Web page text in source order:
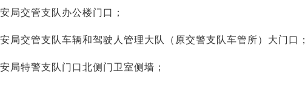
局交管支队办公楼门口；
局交管支队车辆和驾驶人管理大队（原交警支队车管所）大门口；
局特警支队门口北侧门卫室侧墙；